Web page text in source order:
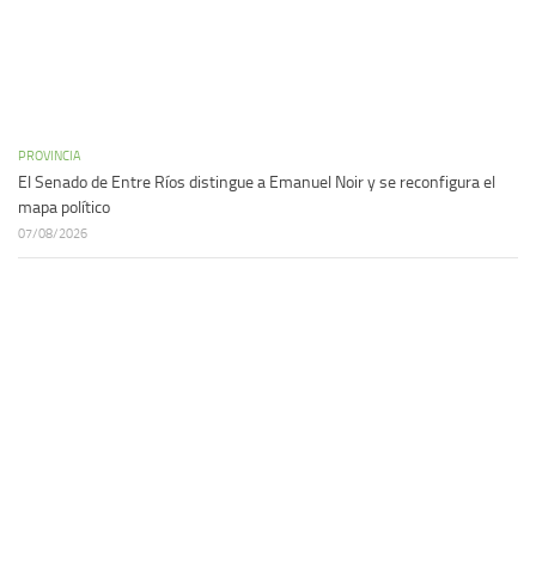
PROVINCIA
El Senado de Entre Ríos distingue a Emanuel Noir y se reconfigura el
mapa político
07/08/2026